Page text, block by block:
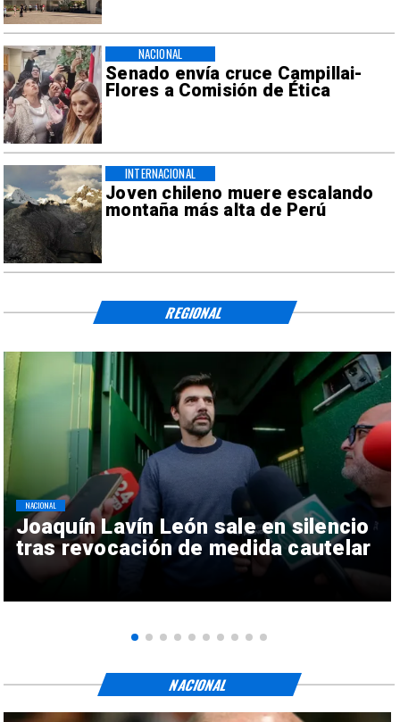
Senado envía cruce Campillai-
Flores a Comisión de Ética
NACIONAL
Joven chileno muere escalando
montaña más alta de Perú
INTERNACIONAL
Joaquín Lavín León sale en silencio
tras revocación de medida cautelar
NACIONAL
REGIONAL
NACIONAL